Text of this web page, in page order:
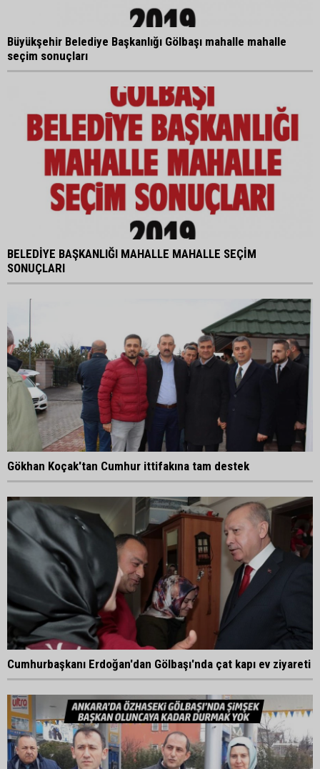
Büyükşehir Belediye Başkanlığı Gölbaşı mahalle mahalle
seçim sonuçları
BELEDİYE BAŞKANLIĞI MAHALLE MAHALLE SEÇİM
SONUÇLARI
Gökhan Koçak'tan Cumhur ittifakına tam destek
Cumhurbaşkanı Erdoğan'dan Gölbaşı'nda çat kapı ev ziyareti